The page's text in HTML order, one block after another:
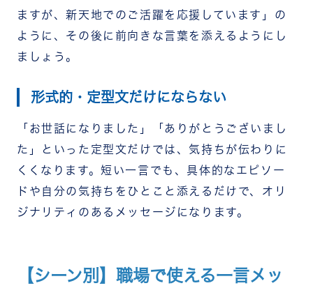
ますが、新天地でのご活躍を応援しています」の
ように、その後に前向きな言葉を添えるようにし
ましょう。
形式的・定型文だけにならない
「お世話になりました」「ありがとうございまし
た」といった定型文だけでは、気持ちが伝わりに
くくなります。短い一言でも、具体的なエピソー
ドや自分の気持ちをひとこと添えるだけで、オリ
ジナリティのあるメッセージになります。
【シーン別】職場で使える一言メッ